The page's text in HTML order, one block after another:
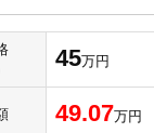
45万円
49.07万円